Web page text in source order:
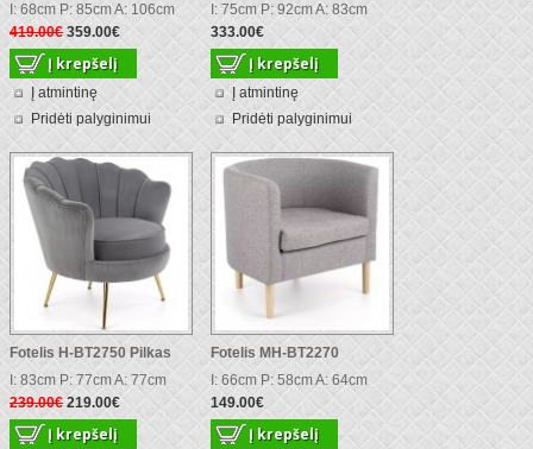
I: 68cm P: 85cm A: 106cm
419.00€ 359.00€
Į atmintinę
Pridėti palyginimui
I: 75cm P: 92cm A: 83cm
333.00€
Į atmintinę
Pridėti palyginimui
Fotelis H-BT2750 Pilkas
I: 83cm P: 77cm A: 77cm
239.00€ 219.00€
Fotelis MH-BT2270
I: 66cm P: 58cm A: 64cm
149.00€